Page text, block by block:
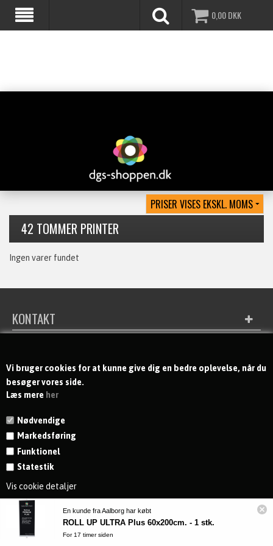
Vi bruger cookies for at kunne give dig en bedre oplevelse, når du
besøger vores side.
Læs mere her
Nødvendige
Markedsføring
Funktionel
Statestik
Vis cookie detaljer
0,00DKK
42 TOMMER PRINTER
Ingen varer fundet
KONTAKT
En kunde fra Aalborg har købt
ROLL UP ULTRA Plus 60x200cm. - 1 stk.
For 17 timer siden